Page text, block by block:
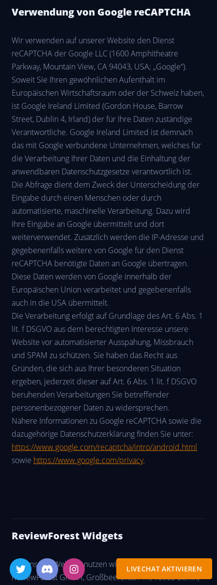
LIVECHAT AKTIVIEREN
Verwendung von Google reCAPTCHA
Wir verwenden auf unserer Website den Dienst
reCAPTCHA der Google LLC (1600 Amphitheatre
Parkway, Mountain View, CA 94043, USA; „Google“).
Soweit Sie Ihren gewöhnlichen Aufenthalt im
Europäischen Wirtschaftsraum oder der Schweiz haben,
ist Google Ireland Limited (Gordon House, Barrow
Street, Dublin 4, Irland) der für Ihre Daten zuständige
Verantwortliche. Google Ireland Limited ist demnach
das mit Google verbundene Unternehmen, welches für
die Verarbeitung Ihrer Daten und die Einhaltung der
anwendbaren Datenschutzgesetze verantwortlich ist.
Die Abfrage dient dem Zweck der Unterscheidung der
Eingabe durch einen Menschen oder durch
automatisierte, maschinelle Verarbeitung. Dazu wird
Ihre Eingabe an Google übermittelt und dort
weiterverwendet. Zusätzlich werden die IP-Adresse und
gegebenenfalls weitere von Google für den Dienst
reCAPTCHA benötigte Daten an Google übertragen.
Diese Daten werden von Google innerhalb der
Europäischen Union verarbeitet und gegebenenfalls
auch in die USA übermittelt.
Die Verarbeitung erfolgt auf Grundlage des Art. 6 Abs. 1
lit. f DSGVO aus dem berechtigten Interesse unsere
Website vor automatisierter Ausspähung, Missbrauch
und SPAM zu schützen. Sie haben das Recht aus
Gründen, die sich aus Ihrer besonderen Situation
ergeben, jederzeit dieser auf Art. 6 Abs. 1 lit. f DSGVO
beruhenden Verarbeitungen Sie betreffender
personenbezogener Daten zu widersprechen.
Nähere Informationen zu Google reCAPTCHA sowie die
dazugehörige Datenschutzerklärung finden Sie unter:
https://www.google.com/recaptcha/intro/android.html
sowie https://www.google.com/privacy.
ReviewForest Widgets
Auf unserer Website nutzen wir Widgets der
ReviewForest GmbH, Großbeerenstr. 11, 10963 Berlin,